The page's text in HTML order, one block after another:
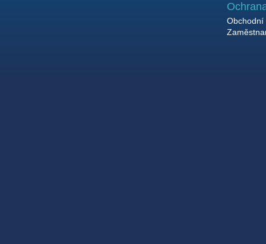
Obchodní